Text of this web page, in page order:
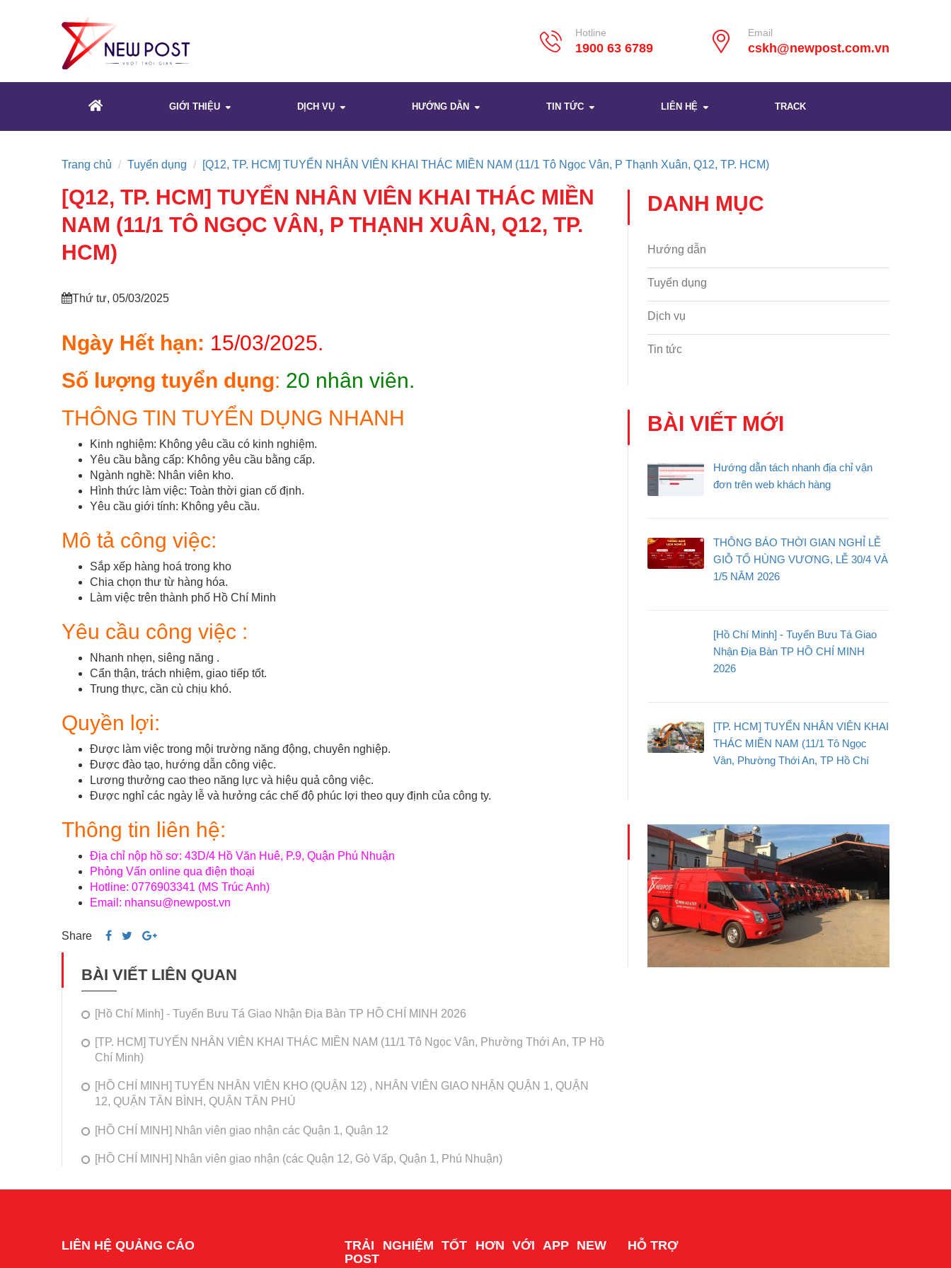
Hotline
1900 63 6789
Email
cskh@newpost.com.vn
GIỚI THIỆU DỊCH VỤ HƯỚNG DẪN TIN TỨC LIÊN HỆ TRACK
Trang chủ Tuyển dụng [Q12, TP. HCM] TUYỂN NHÂN VIÊN KHAI THÁC MIỀN NAM (11/1 Tô Ngọc Vân, P Thạnh Xuân, Q12, TP. HCM)
[Q12, TP. HCM] TUYỂN NHÂN VIÊN KHAI THÁC MIỀN
NAM (11/1 TÔ NGỌC VÂN, P THẠNH XUÂN, Q12, TP.
HCM)
Thứ tư, 05/03/2025
Ngày Hết hạn: 15/03/2025.
Số lượng tuyển dụng: 20 nhân viên.
THÔNG TIN TUYỂN DỤNG NHANH
Kinh nghiệm: Không yêu cầu có kinh nghiệm.
Yêu cầu bằng cấp: Không yêu cầu bằng cấp.
Ngành nghề: Nhân viên kho.
Hình thức làm việc: Toàn thời gian cố định.
Yêu cầu giới tính: Không yêu cầu.
Mô tả công việc:
Sắp xếp hàng hoá trong kho
Chia chọn thư từ hàng hóa.
Làm việc trên thành phố Hồ Chí Minh
Yêu cầu công việc :
Nhanh nhẹn, siêng năng .
Cẩn thận, trách nhiệm, giao tiếp tốt.
Trung thực, cần cù chịu khó.
Quyền lợi:
Được làm việc trong mội trường năng động, chuyên nghiệp.
Được đào tạo, hướng dẫn công việc.
Lương thưởng cao theo năng lực và hiệu quả công việc.
Được nghỉ các ngày lễ và hưởng các chế độ phúc lợi theo quy định của công ty.
Thông tin liên hệ:
Địa chỉ nộp hồ sơ: 43D/4 Hồ Văn Huê, P.9, Quận Phú Nhuận
Phỏng Vấn online qua điện thoại
Hotline: 0776903341 (MS Trúc Anh)
Email: nhansu@newpost.vn
Share
BÀI VIẾT LIÊN QUAN
[Hồ Chí Minh] - Tuyển Bưu Tá Giao Nhận Địa Bàn TP HỒ CHÍ MINH 2026
[TP. HCM] TUYỂN NHÂN VIÊN KHAI THÁC MIỀN NAM (11/1 Tô Ngọc Vân, Phường Thới An, TP Hồ
Chí Minh)
[HỒ CHÍ MINH] TUYỂN NHÂN VIÊN KHO (QUẬN 12) , NHÂN VIÊN GIAO NHẬN QUẬN 1, QUẬN
12, QUẬN TÂN BÌNH, QUẬN TÂN PHÚ
[HỒ CHÍ MINH] Nhân viên giao nhận các Quận 1, Quận 12
[HỒ CHÍ MINH] Nhân viên giao nhận (các Quận 12, Gò Vấp, Quận 1, Phú Nhuận)
DANH MỤC
Hướng dẫn
Tuyển dụng
Dịch vụ
Tin tức
BÀI VIẾT MỚI
Hướng dẫn tách nhanh địa chỉ vận
đơn trên web khách hàng
THÔNG BÁO THỜI GIAN NGHỈ LỄ
GIỖ TỔ HÙNG VƯƠNG, LỄ 30/4 VÀ
1/5 NĂM 2026
[Hồ Chí Minh] - Tuyển Bưu Tá Giao
Nhận Địa Bàn TP HỒ CHÍ MINH
2026
[TP. HCM] TUYỂN NHÂN VIÊN KHAI
THÁC MIỀN NAM (11/1 Tô Ngọc
Vân, Phường Thới An, TP Hồ Chí
LIÊN HỆ QUẢNG CÁO
TRẢI NGHIỆM TỐT HƠN VỚI APP NEW
POST
HỖ TRỢ